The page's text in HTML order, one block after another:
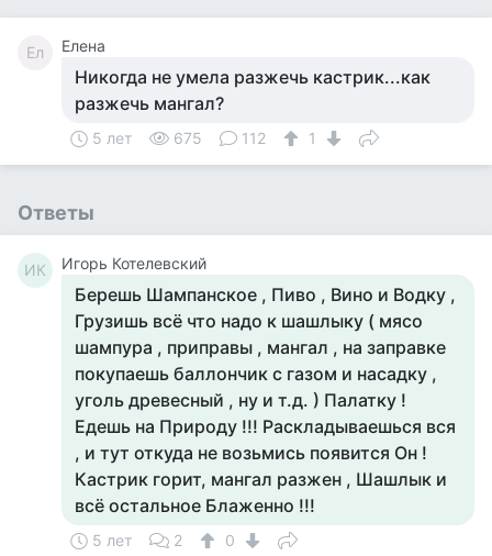
Ел Елена
Никогда не умела разжечь кастрик...как
разжечь мангал?
5 лет 675 112 1
Ответы
ИК Игорь Котелевский
Берешь Шампанское , Пиво , Вино и Водку ,
Грузишь всё что надо к шашлыку ( мясо
шампура , приправы , мангал , на заправке
покупаешь баллончик с газом и насадку ,
уголь древесный , ну и т.д. ) Палатку !
Едешь на Природу !!! Раскладываешься вся
, и тут откуда не возьмись появится Он !
Кастрик горит, мангал разжен , Шашлык и
всё остальное Блаженно !!!
5 лет 2 0